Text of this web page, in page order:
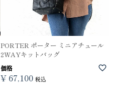
PORTER ポーター ミニアチュール
2WAYキットバッグ
価格
¥ 67,100 税込